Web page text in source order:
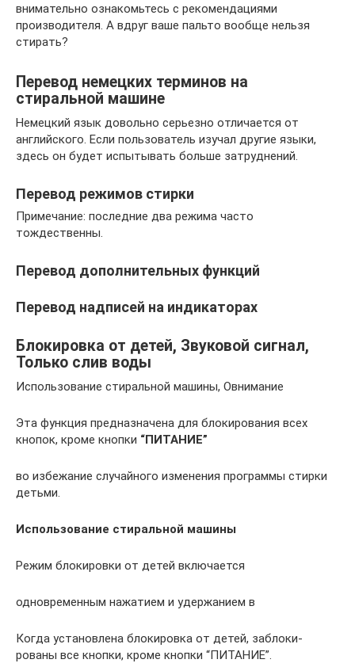
внимательно ознакомьтесь с рекомендациями
производителя. А вдруг ваше пальто вообще нельзя
стирать?
Перевод немецких терминов на
стиральной машине
Немецкий язык довольно серьезно отличается от
английского. Если пользователь изучал другие языки,
здесь он будет испытывать больше затруднений.
Перевод режимов стирки
Примечание: последние два режима часто
тождественны.
Перевод дополнительных функций
Перевод надписей на индикаторах
Блокировка от детей, Звуковой сигнал,
Только слив воды
Использование стиральной машины, Овнимание
Эта функция предназначена для блокирования всех
кнопок, кроме кнопки “ПИТАНИЕ”
во избежание случайного изменения программы стирки
детьми.
Использование стиральной машины
Режим блокировки от детей включается
одновременным нажатием и удержанием в
Когда установлена блокировка от детей, заблоки­
рованы все кнопки, кроме кнопки “ПИТАНИЕ”.